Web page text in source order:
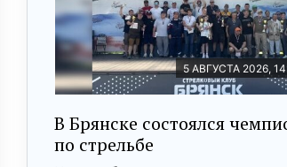
5 АВГУСТА 2026,
В Брянске состоялся
по стрельбе